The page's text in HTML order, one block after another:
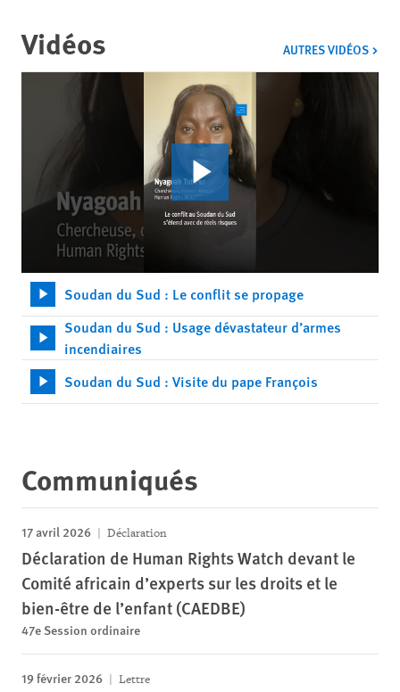
Vidéos AUTRES VIDÉOS
Soudan du Sud : Le conflit se propage
Soudan du Sud : Usage dévastateur d’armes
incendiaires
Soudan du Sud : Visite du pape François
Communiqués
17 avril 2026 Déclaration
Déclaration de Human Rights Watch devant le
Comité africain d’experts sur les droits et le
bien-être de l’enfant (CAEDBE)
47e Session ordinaire
19 février 2026 Lettre